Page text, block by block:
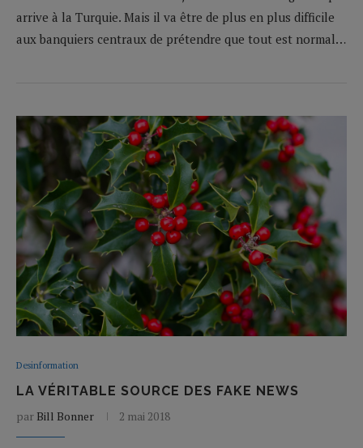
arrive à la Turquie. Mais il va être de plus en plus difficile
aux banquiers centraux de prétendre que tout est normal…
Desinformation
LA VÉRITABLE SOURCE DES FAKE NEWS
par Bill Bonner 2 mai 2018